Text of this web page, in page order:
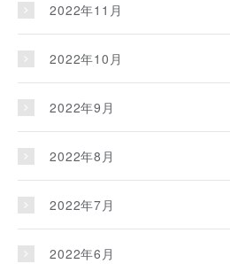
2022年11月
2022年10月
2022年9月
2022年8月
2022年7月
2022年6月